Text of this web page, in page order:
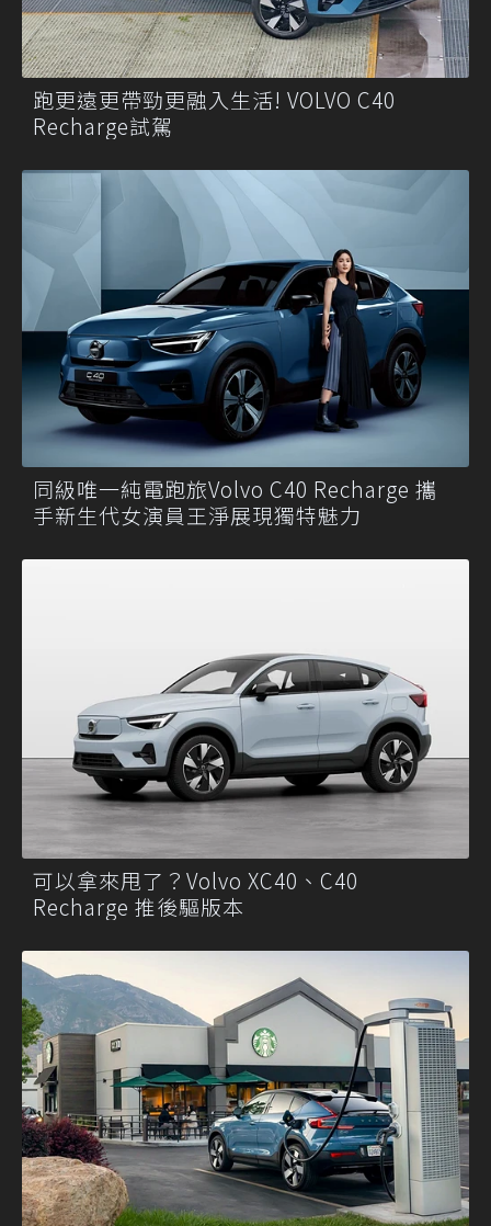
跑更遠更帶勁更融入生活! VOLVO C40
Recharge試駕
同級唯一純電跑旅Volvo C40 Recharge 攜
手新生代女演員王淨展現獨特魅力
可以拿來甩了？Volvo XC40、C40
Recharge 推後驅版本